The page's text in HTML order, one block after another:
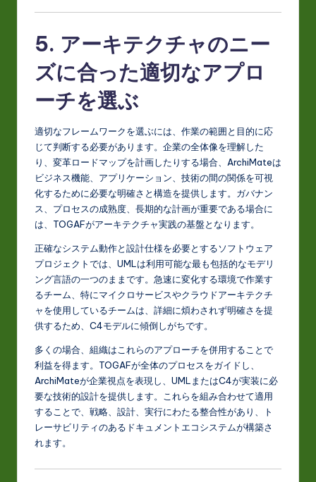
5. アーキテクチャのニー
ズに合った適切なアプロ
ーチを選ぶ
適切なフレームワークを選ぶには、作業の範囲と目的に応
じて判断する必要があります。企業の全体像を理解した
り、変革ロードマップを計画したりする場合、ArchiMateは
ビジネス機能、アプリケーション、技術の間の関係を可視
化するために必要な明確さと構造を提供します。ガバナン
ス、プロセスの成熟度、長期的な計画が重要である場合に
は、TOGAFがアーキテクチャ実践の基盤となります。
正確なシステム動作と設計仕様を必要とするソフトウェア
プロジェクトでは、UMLは利用可能な最も包括的なモデリ
ング言語の一つのままです。急速に変化する環境で作業す
るチーム、特にマイクロサービスやクラウドアーキテクチ
ャを使用しているチームは、詳細に煩わされず明確さを提
供するため、C4モデルに傾倒しがちです。
多くの場合、組織はこれらのアプローチを併用することで
利益を得ます。TOGAFが全体のプロセスをガイドし、
ArchiMateが企業視点を表現し、UMLまたはC4が実装に必
要な技術的設計を提供します。これらを組み合わせて適用
することで、戦略、設計、実行にわたる整合性があり、ト
レーサビリティのあるドキュメントエコシステムが構築さ
れます。